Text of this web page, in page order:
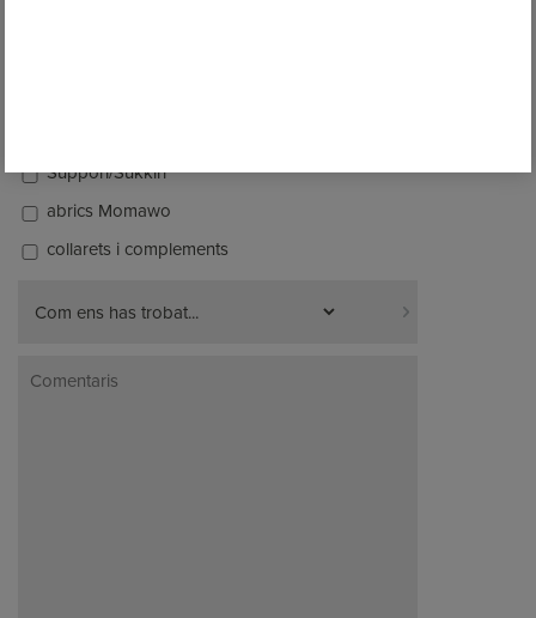
Suppori/Sukkiri
abrics Momawo
collarets i complements